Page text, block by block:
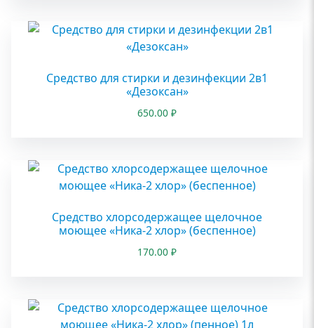
Средство для стирки и дезинфекции 2в1
«Дезоксан»
650.00 ₽
Средство хлорсодержащее щелочное
моющее «Ника-2 хлор» (беспенное)
170.00 ₽